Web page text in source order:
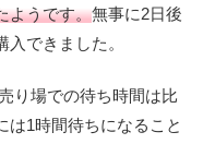
ようです。無事に2日後
できました。
り場での待ち時間は比
は1時間待ちになること